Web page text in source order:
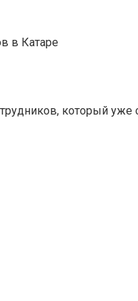
в Катаре
который уже